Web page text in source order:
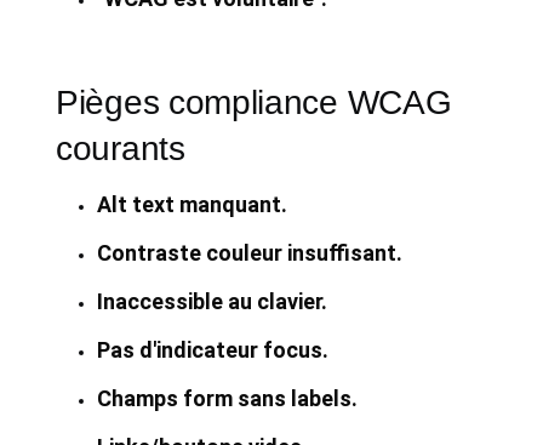
Pièges compliance WCAG
courants
Alt text manquant.
Contraste couleur insuffisant.
Inaccessible au clavier.
Pas d'indicateur focus.
Champs form sans labels.